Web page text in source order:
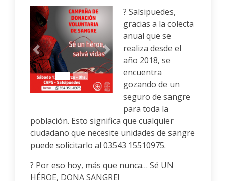
Anterior Siguiente
? Salsipuedes,
gracias a la colecta
anual que se
realiza desde el
año 2018, se
encuentra
gozando de un
seguro de sangre
para toda la
población. Esto significa que cualquier
ciudadano que necesite unidades de sangre
puede solicitarlo al 03543 15510975.
? Por eso hoy, más que nunca… Sé UN
HÉROE, DONA SANGRE!